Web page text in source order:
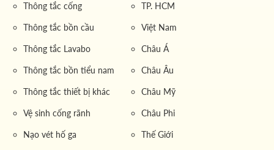
Thông tắc cống
Thông tắc bồn cầu
Thông tắc Lavabo
Thông tắc bồn tiểu nam
Thông tắc thiết bị khác
Vệ sinh cống rãnh
Nạo vét hố ga
TP. HCM
Việt Nam
Châu Á
Châu Âu
Châu Mỹ
Châu Phi
Thế Giới